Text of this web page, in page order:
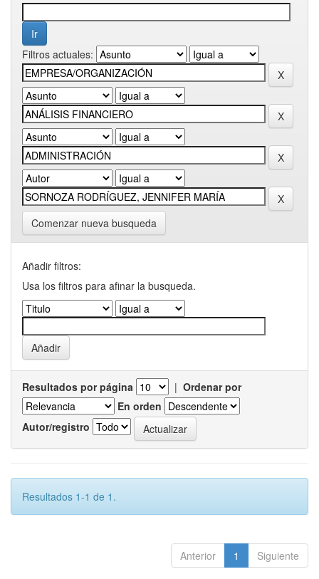
Filtros actuales:
Comenzar nueva busqueda
Añadir filtros:
Usa los filtros para afinar la busqueda.
Resultados por página | Ordenar por
En orden
Autor/registro
Resultados 1-1 de 1.
Anterior 1 Siguiente